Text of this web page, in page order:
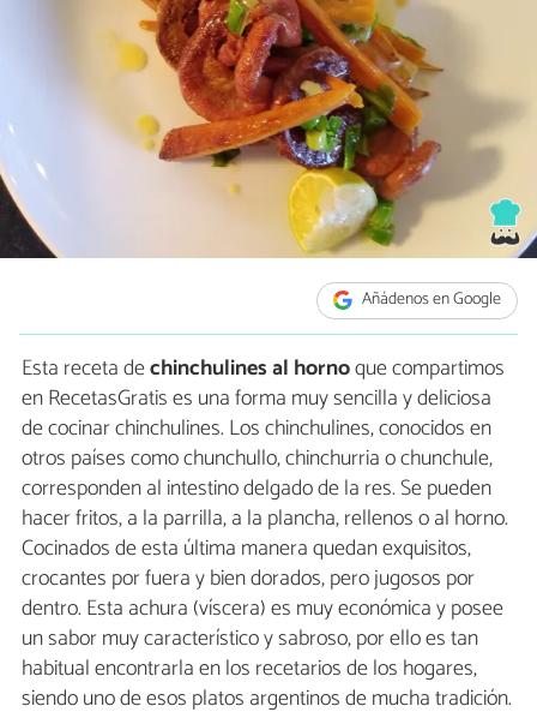
Añádenos en Google
Esta receta dechinchulines al hornoque compartimos
en RecetasGratis es una forma muy sencilla y deliciosa
de cocinar chinchulines. Los chinchulines, conocidos en
otros países como chunchullo, chinchurria o chunchule,
corresponden al intestino delgado de la res. Se pueden
hacer fritos, a la parrilla, a la plancha, rellenos o al horno.
Cocinados de esta última manera quedan exquisitos,
crocantes por fuera y bien dorados, pero jugosos por
dentro. Esta achura (víscera) es muy económica y posee
un sabor muy característico y sabroso, por ello es tan
habitual encontrarla en los recetarios de los hogares,
siendo uno de esos platos argentinos de mucha tradición.